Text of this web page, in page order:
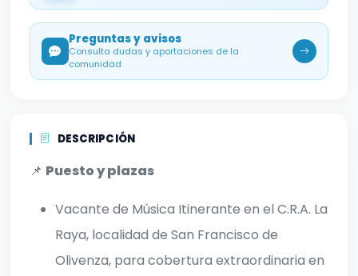
Preguntas y avisos
Consulta dudas y aportaciones de la
comunidad
DESCRIPCIÓN
📌 Puesto y plazas
Vacante de Música Itinerante en el C.R.A. La
Raya, localidad de San Francisco de
Olivenza, para cobertura extraordinaria en